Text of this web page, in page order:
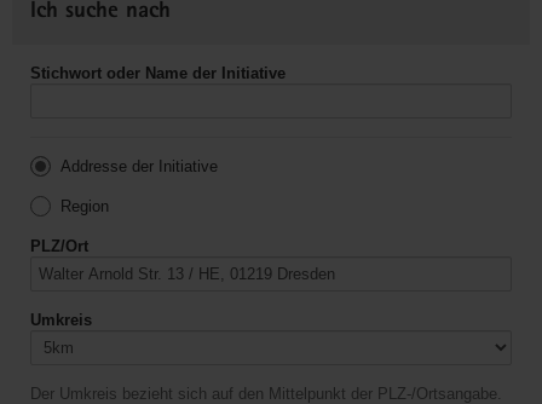
Ich suche nach
Stichwort oder Name der Initiative
Addresse der Initiative
Region
PLZ/Ort
Umkreis
Der Umkreis bezieht sich auf den Mittelpunkt der PLZ-/Ortsangabe.